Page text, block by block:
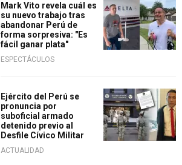
Mark Vito revela cuál es
su nuevo trabajo tras
abandonar Perú de
forma sorpresiva: "Es
fácil ganar plata"
ESPECTÁCULOS
Ejército del Perú se
pronuncia por
suboficial armado
detenido previo al
Desfile Cívico Militar
ACTUALIDAD